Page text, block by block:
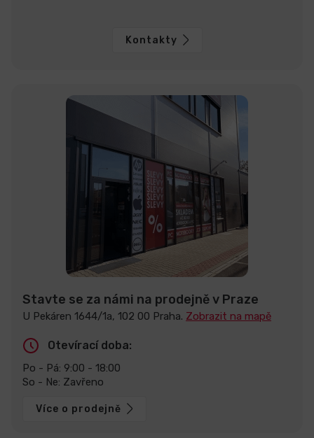
Kontakty
Stavte se za námi na prodejně v Praze
U Pekáren 1644/1a, 102 00 Praha. Zobrazit na mapě
Otevírací doba:
Po - Pá: 9:00 - 18:00
So - Ne: Zavřeno
Více o prodejně